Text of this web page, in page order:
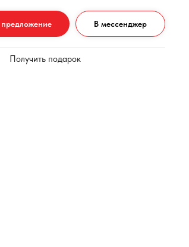
В мессенджер
Получить подарок